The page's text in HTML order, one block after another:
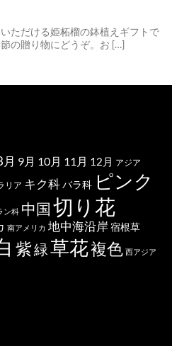
ただける姫柘榴の鉢植えギフトで
の贈り物にどうぞ。お […]
月 9月 10月 11月 12月 アジア
リア キク科バラ科 ピンク
ン科 中国切り花
南アメリカ 地中海沿岸 宿根草
紫緑草花複色 西アジア